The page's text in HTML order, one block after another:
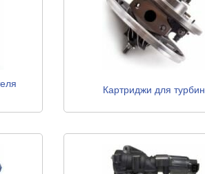
Картриджи для турбин